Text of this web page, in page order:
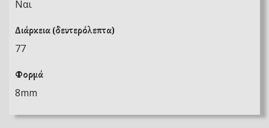
Ναι
Διάρκεια (δευτερόλεπτα)
77
Φορμά
8mm